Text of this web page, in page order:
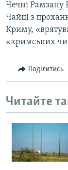
Чечні Рамзану
Чайці з
Криму,
«кримських
Поділитись
Читайте